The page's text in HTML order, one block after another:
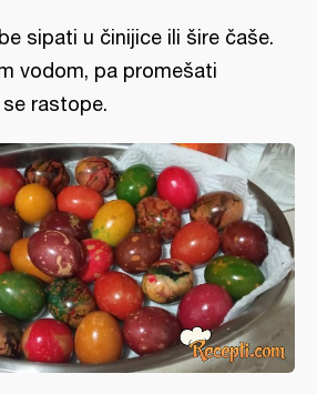
sipati u činijice ili šire čaše.
vodom, pa promešati
rastope.